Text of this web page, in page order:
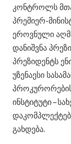
კონტროლს
პრემიერ-
ეროვნული
დანიშვნა
პრეზიდენტს
უზენაესი
პროკურორების
ინსტიტუტი –
გახდება.